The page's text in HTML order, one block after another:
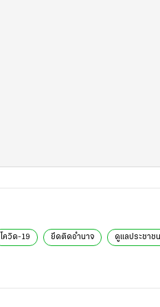
โควิด-19 ยึดติดอำนาจ ดูแลประชาชน